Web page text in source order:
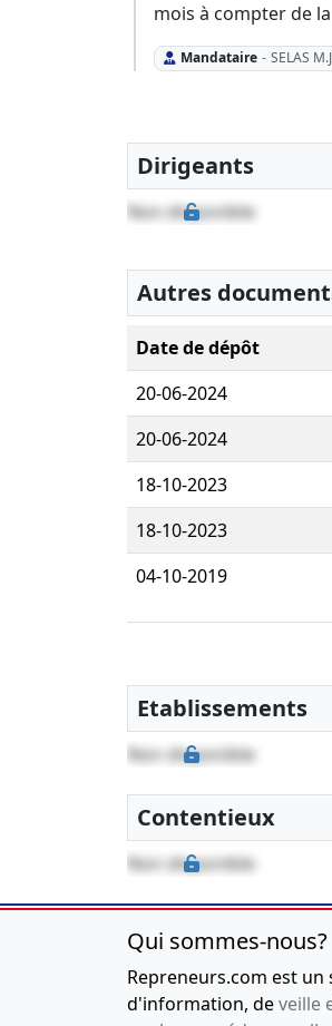
mois à compter de
Mandataire - SELAS
Dirigeants
Non disponible
Autres
Date de dépôt
20-06-2024
20-06-2024
18-10-2023
18-10-2023
04-10-2019
Etablissements
Non disponible
Contentieux
Non disponible
Qui sommes-nous?
Repreneurs.com est un
d'information, deveille